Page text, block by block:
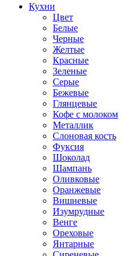
Кухни
Цвет
Белые
Черные
Желтые
Красные
Зеленые
Серые
Бежевые
Глянцевые
Кофе с молоком
Металлик
Слоновая кость
Фуксия
Шоколад
Шампань
Оливковые
Оранжевые
Вишневые
Изумрудные
Венге
Ореховые
Янтарные